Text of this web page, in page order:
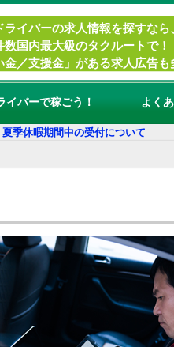
ライバーの求人情報を探すなら
数国内最大級のタクルートで！
金／支援金」がある求人広告も
イバーで稼ごう！ よく
夏季休暇期間中の受付について